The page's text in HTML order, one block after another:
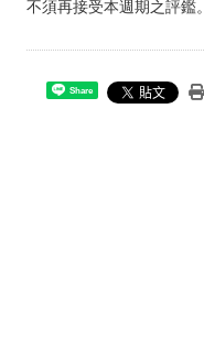
不須再接受本週期之評鑑。
Share